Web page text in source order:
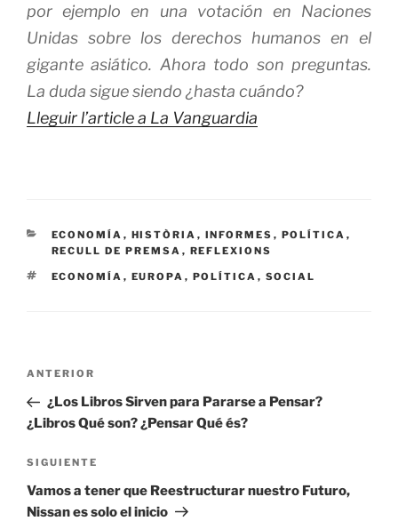
por ejemplo en una votación en Naciones
Unidas sobre los derechos humanos en el
gigante asiático. Ahora todo son preguntas.
La duda sigue siendo ¿hasta cuándo?
Lleguir l’article a La Vanguardia
CATEGORÍAS
ECONOMÍA , HISTÒRIA , INFORMES , POLÍTICA ,
RECULL DE PREMSA , REFLEXIONS
ETIQUETAS
ECONOMÍA , EUROPA , POLÍTICA , SOCIAL
Navegación
entradas
Entrada
anterior:
ANTERIOR
¿Los Libros Sirven para Pararse a Pensar?
¿Libros Qué son? ¿Pensar Qué és?
Siguiente
entrada
SIGUIENTE
Vamos a tener que Reestructurar nuestro Futuro,
Nissan es solo el inicio